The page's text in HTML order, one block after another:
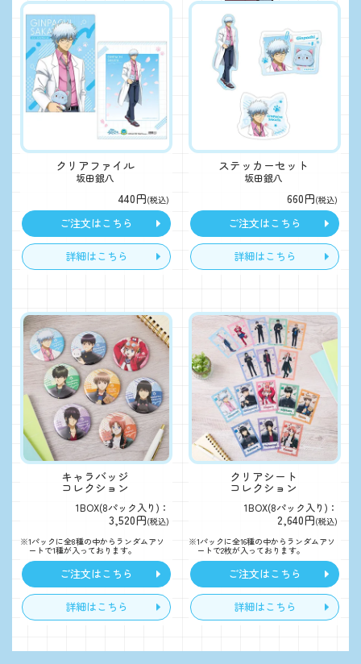
クリアファイル
坂田銀八
440円(税込)
ご注文はこちら
詳細はこちら
ステッカーセット
坂田銀八
660円(税込)
ご注文はこちら
詳細はこちら
キャラバッジ
コレクション
1BOX(8パック入り)：
3,520円(税込)
※1パックに全8種の中からランダムアソ
ートで1種が入っております。
ご注文はこちら
詳細はこちら
クリアシート
コレクション
1BOX(8パック入り)：
2,640円(税込)
※1パックに全16種の中からランダムアソ
ートで2枚が入っております。
ご注文はこちら
詳細はこちら